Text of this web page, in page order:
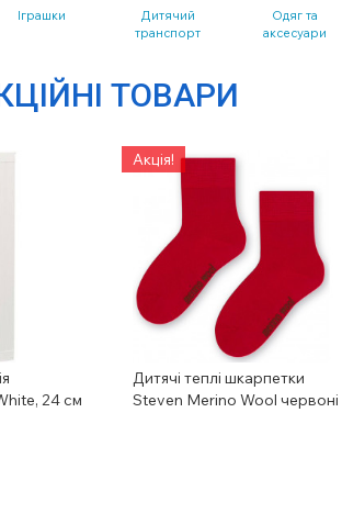
Іграшки
Дитячий
транспорт
Одяг та
аксесуари
ТОВАРИ
24 см
Акція!
Дитячі теплі шкарпетки
Steven Merino Wool червоні